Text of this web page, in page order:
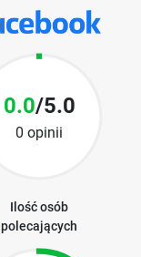
0.0/5.0
0 opinii
Ilość osób
polecających